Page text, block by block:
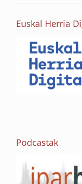
Euskal Herria
Podcastak